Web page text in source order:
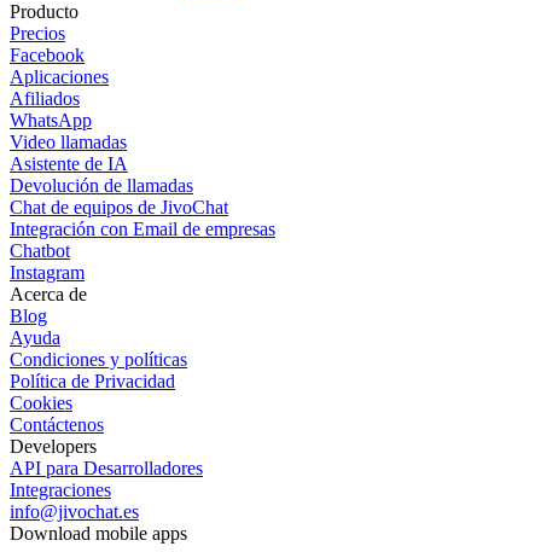
Producto
Precios
Facebook
Aplicaciones
Afiliados
WhatsApp
Video llamadas
Asistente de IA
Devolución de llamadas
Chat de equipos de JivoChat
Integración con Email de empresas
Chatbot
Instagram
Acerca de
Blog
Ayuda
Condiciones y políticas
Política de Privacidad
Cookies
Contáctenos
Developers
API para Desarrolladores
Integraciones
info@jivochat.es
Download mobile apps